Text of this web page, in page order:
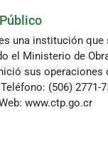
una institución
el Ministerio de
sus
(506) 2771-
www.ctp.go.cr